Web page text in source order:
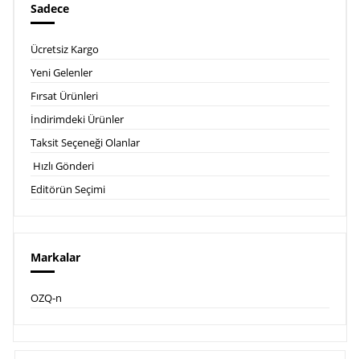
Sadece
Ücretsiz Kargo
Yeni Gelenler
Fırsat Ürünleri
İndirimdeki Ürünler
Taksit Seçeneği Olanlar
Hızlı Gönderi
Editörün Seçimi
Markalar
OZQ-n